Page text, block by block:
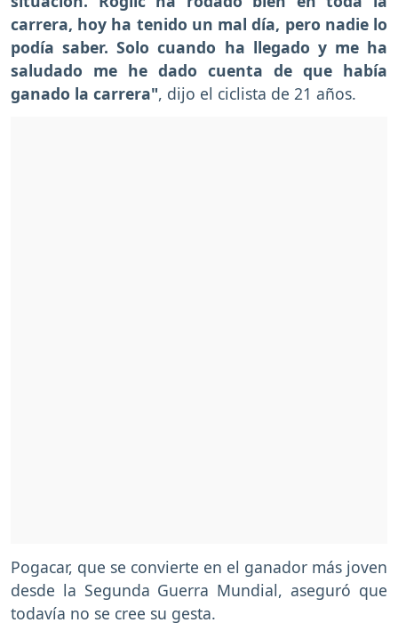
carrera, hoy ha tenido un mal día, pero nadie lo
podía saber. Solo cuando ha llegado y me ha
saludado me he dado cuenta de que había
ganado la carrera", dijo el ciclista de 21 años.
Pogacar, que se convierte en el ganador más joven
desde la Segunda Guerra Mundial, aseguró que
todavía no se cree su gesta.